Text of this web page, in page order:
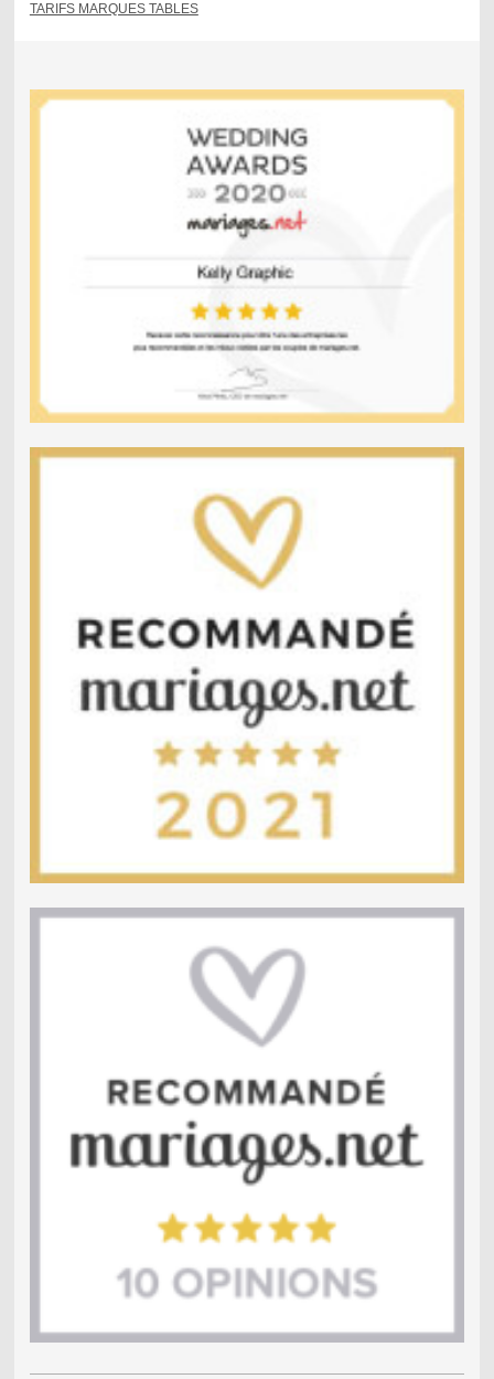
TARIFS MARQUES TABLES